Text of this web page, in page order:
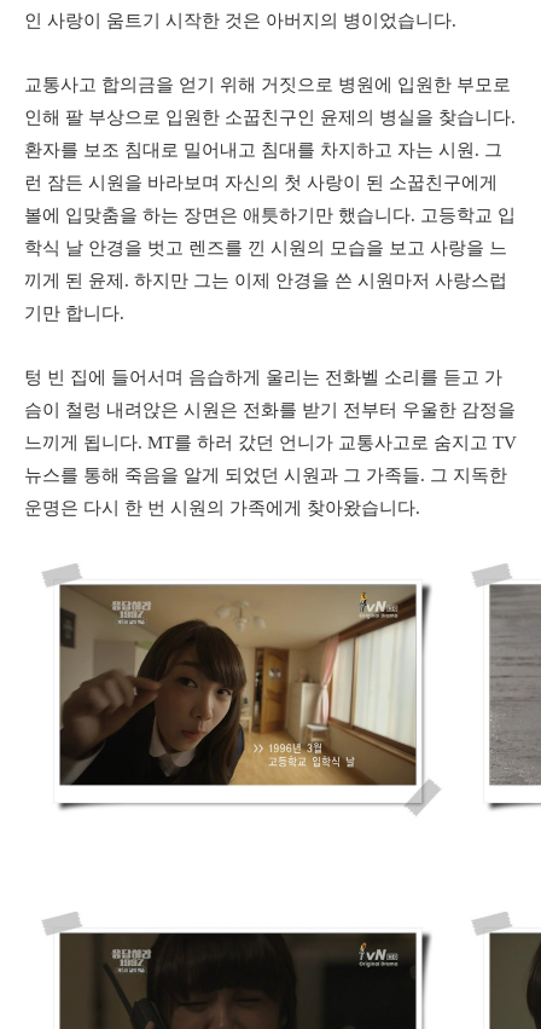
인 사랑이 움트기 시작한 것은 아버지의 병이었습니다.
교통사고 합의금을 얻기 위해 거짓으로 병원에 입원한 부모로
인해 팔 부상으로 입원한 소꿉친구인 윤제의 병실을 찾습니다.
환자를 보조 침대로 밀어내고 침대를 차지하고 자는 시원. 그
런 잠든 시원을 바라보며 자신의 첫 사랑이 된 소꿉친구에게
볼에 입맞춤을 하는 장면은 애틋하기만 했습니다. 고등학교 입
학식 날 안경을 벗고 렌즈를 낀 시원의 모습을 보고 사랑을 느
끼게 된 윤제. 하지만 그는 이제 안경을 쓴 시원마저 사랑스럽
기만 합니다.
텅 빈 집에 들어서며 음습하게 울리는 전화벨 소리를 듣고 가
슴이 철렁 내려앉은 시원은 전화를 받기 전부터 우울한 감정을
느끼게 됩니다. MT를 하러 갔던 언니가 교통사고로 숨지고 TV
뉴스를 통해 죽음을 알게 되었던 시원과 그 가족들. 그 지독한
운명은 다시 한 번 시원의 가족에게 찾아왔습니다.